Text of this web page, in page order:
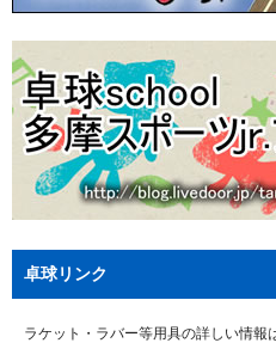
卓球リンク
ラケット・ラバー等用具の詳しい情報